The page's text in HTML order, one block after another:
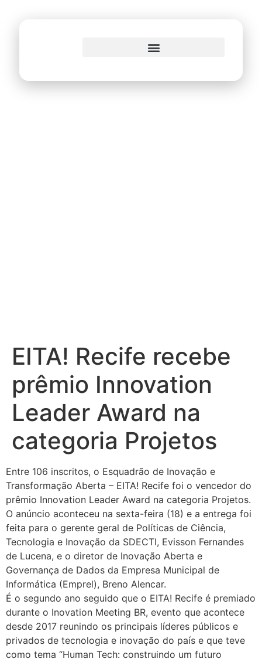
EITA! Recife recebe
prêmio Innovation
Leader Award na
categoria Projetos
Entre 106 inscritos, o Esquadrão de Inovação e
Transformação Aberta – EITA! Recife foi o vencedor do
prêmio Innovation Leader Award na categoria Projetos.
O anúncio aconteceu na sexta-feira (18) e a entrega foi
feita para o gerente geral de Políticas de Ciência,
Tecnologia e Inovação da SDECTI, Evisson Fernandes
de Lucena, e o diretor de Inovação Aberta e
Governança de Dados da Empresa Municipal de
Informática (Emprel), Breno Alencar.
É o segundo ano seguido que o EITA! Recife é premiado
durante o Inovation Meeting BR, evento que acontece
desde 2017 reunindo os principais líderes públicos e
privados de tecnologia e inovação do país e que teve
como tema “Human Tech: construindo um futuro